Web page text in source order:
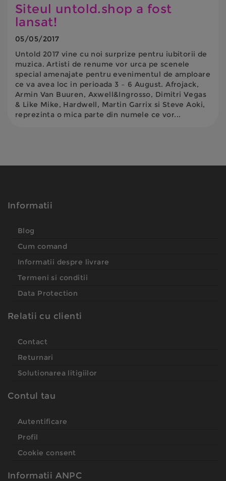
Siteul untold.shop a fost
lansat!
05/05/2017
Untold 2017 vine cu noi surprize pentru iubitorii de
muzica. Artisti de renume vor urca pe scenele
special amenajate pentru evenimentul de amploare
ce va avea loc in perioada 3 – 6 August. Afrojack,
Armin Van Buuren, Axwell&Ingrosso, Dimitri Vegas
& Like Mike, Hardwell, Martin Garrix si Steve Aoki,
reprezinta o mica parte din numele ce vor...
Informatii
Blog
Cum comand
Informatii despre livrare
Termeni si conditii
Data Protection
Relatii cu clienti
Contact
Returnari
Solutionarea litigiilor
Contul tau
Autentificare
Profil
Cookie consent
Informatii ANPC